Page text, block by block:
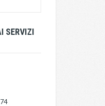
SERVIZI